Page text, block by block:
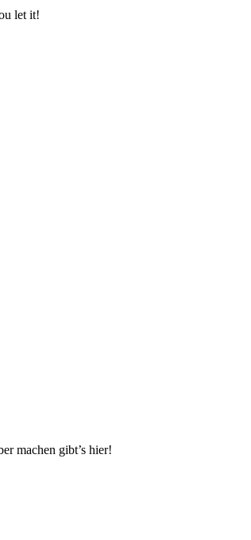
let it!
machen gibt’s hier!